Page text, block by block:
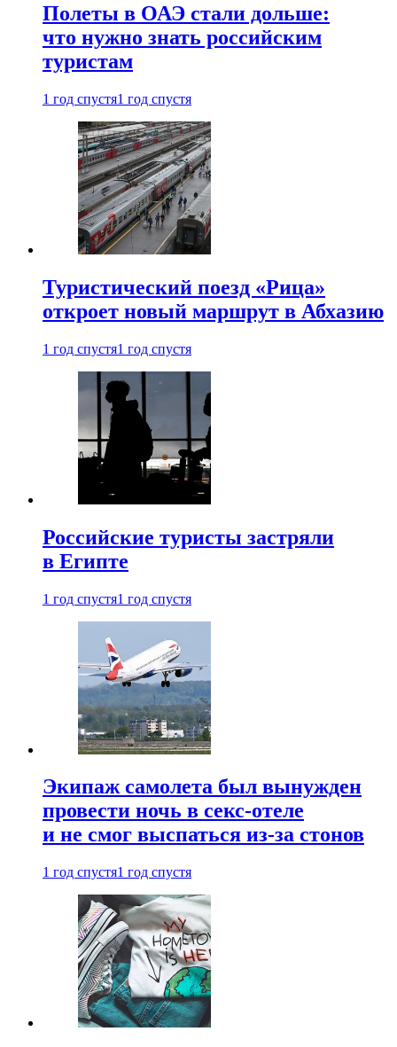
Полеты в ОАЭ стали дольше:
что нужно знать российским
туристам
1 год спустя1 год спустя
Туристический поезд «Рица»
откроет новый маршрут в Абхазию
1 год спустя1 год спустя
Российские туристы застряли
в Египте
1 год спустя1 год спустя
Экипаж самолета был вынужден
провести ночь в секс-отеле
и не смог выспаться из-за стонов
1 год спустя1 год спустя